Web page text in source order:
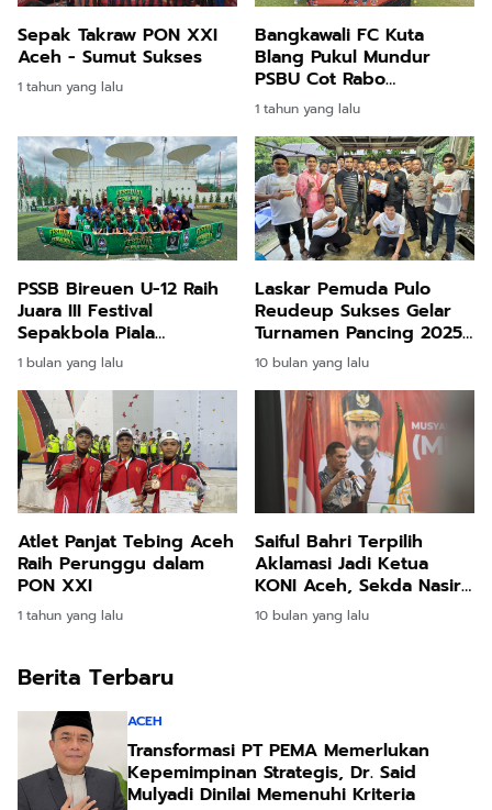
Sepak Takraw PON XXI
Aceh - Sumut Sukses
1 tahun yang lalu
Bangkawali FC Kuta
Blang Pukul Mundur
PSBU Cot Rabo
Peusangan 2-1
1 tahun yang lalu
PSSB Bireuen U-12 Raih
Juara III Festival
Sepakbola Piala
Presiden
1 bulan yang lalu
Laskar Pemuda Pulo
Reudeup Sukses Gelar
Turnamen Pancing 2025
di DAS Peusangan
10 bulan yang lalu
Atlet Panjat Tebing Aceh
Raih Perunggu dalam
PON XXI
1 tahun yang lalu
Saiful Bahri Terpilih
Aklamasi Jadi Ketua
KONI Aceh, Sekda Nasir
Harap Lanjutkan Prestasi
dan Soliditas
10 bulan yang lalu
Berita Terbaru
ACEH
Transformasi PT PEMA Memerlukan
Kepemimpinan Strategis, Dr. Said
Mulyadi Dinilai Memenuhi Kriteria